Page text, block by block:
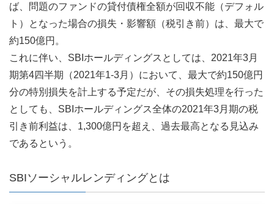
ば、問題のファンドの貸付債権全額が回収不能（デフォル
ト）となった場合の損失・影響額（税引き前）は、最大で
約150億円。
これに伴い、SBIホールディングスとしては、2021年3月
期第4四半期（2021年1-3月）において、最大で約150億円
分の特別損失を計上する予定だが、その損失処理を行った
としても、SBIホールディングス全体の2021年3月期の税
引き前利益は、1,300億円を超え、過去最高となる見込み
であるという。
SBIソーシャルレンディングとは